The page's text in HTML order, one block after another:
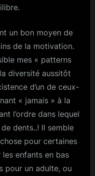
un bon moyen de
de la motivation.
mes « patterns
diversité aussitôt
d’un de ceux-
« jamais » à la
l’ordre dans lequel
dents..! Il semble
pour certaines
enfants en bas
pour un adulte, ou